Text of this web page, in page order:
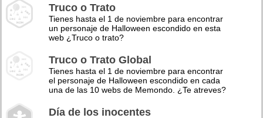
Truco o Trato
Tienes hasta el 1 de noviembre para encontrar
un personaje de Halloween escondido en esta
web ¿Truco o trato?
Truco o Trato Global
Tienes hasta el 1 de noviembre para encontrar
el personaje de Halloween escondido en cada
una de las 10 webs de Memondo. ¿Te atreves?
Día de los inocentes